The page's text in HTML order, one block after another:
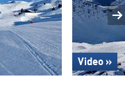
Video »